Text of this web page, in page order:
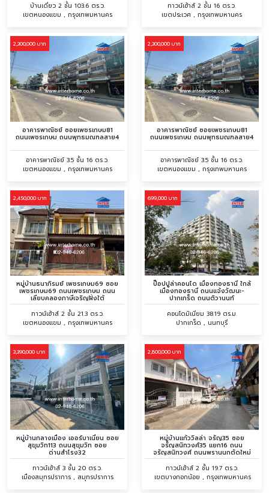
บ้านเดี่ยว 2 ชั้น 103.6 ตร.ว.
เขตหนองแขม , กรุงเทพมหานคร
ทาวน์เฮ้าส์ 2 ชั้น 16 ตร.ว.
เขตประเวศ , กรุงเทพมหานคร
2,300,000 บาท
อาคารพาณิชย์ ซอยเพชรเกษม81
ถนนเพชรเกษม ถนนพุทธมณฑลสาย4
อาคารพาณิชย์ 3.5 ชั้น 16 ตร.ว.
เขตหนองแขม , กรุงเทพมหานคร
2,300,000 บาท
อาคารพาณิชย์ ซอยเพชรเกษม81
ถนนเพชรเกษม ถนนพุทธมณฑลสาย4
อาคารพาณิชย์ 3.5 ชั้น 16 ตร.ว.
เขตหนองแขม , กรุงเทพมหานคร
2,450,000 บาท
หมู่บ้านธนาภิรมย์ เพชรเกษม69 ซอย
เพชรเกษม69 ถนนเพชรเกษม ถนน
เลียบคลองภาษีเจริญฝั่งใต้
ทาวน์เฮ้าส์ 2 ชั้น 21.3 ตร.ว.
เขตหนองแขม , กรุงเทพมหานคร
699,000 บาท
ป๊อปปูล่าคอนโด เมืองทองธานี ใกล้
เมืองทองธานี ถนนแจ้งวัฒนะ-
ปากเกร็ด ถนนติวานนท์
คอนโดมิเนียม 38.19 ตร.ม.
ปากเกร็ด , นนทบุรี
3,390,000 บาท
หมู่บ้านกลางเมือง เออร์บาเนี่ยน ซอย
สุขุมวิท113 ถนนสุขุมวิท ซอย
ด่านสำโรง32
ทาวน์เฮ้าส์ 3 ชั้น 20 ตร.ว.
เมืองสมุทรปราการ , สมุทรปราการ
2,800,000 บาท
หมู่บ้านแก้ววิลล่า จรัญ35 ซอย
จรัญสนิทวงศ์35 แยก16 ถนน
จรัญสนิทวงศ์ ถนนพรานนกตัดใหม่
ทาวน์เฮ้าส์ 2 ชั้น 19.7 ตร.ว.
เขตบางกอกน้อย , กรุงเทพมหานคร